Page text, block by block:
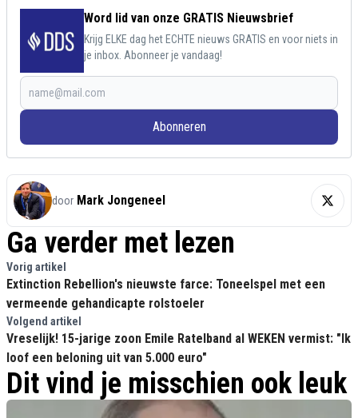
Word lid van onze GRATIS Nieuwsbrief
Krijg ELKE dag het ECHTE nieuws GRATIS en voor niets in
je inbox. Abonneer je vandaag!
Abonneren
door Mark Jongeneel
Ga verder met lezen
Vorig artikel
Extinction Rebellion's nieuwste farce: Toneelspel met een
vermeende gehandicapte rolstoeler
Volgend artikel
Vreselijk! 15-jarige zoon Emile Ratelband al WEKEN vermist: "Ik
loof een beloning uit van 5.000 euro"
Dit vind je misschien ook leuk